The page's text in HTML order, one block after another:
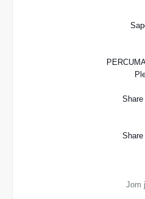
Share
Share
Jom